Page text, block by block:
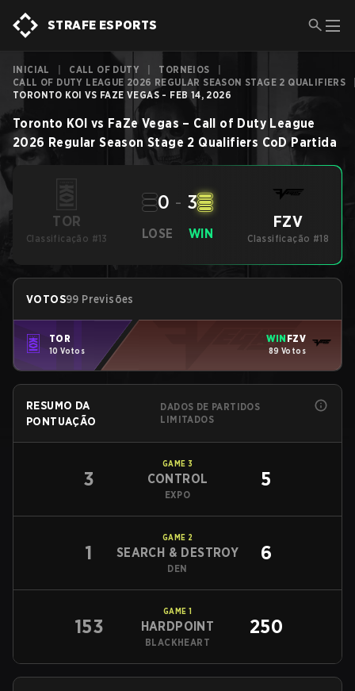
STRAFE ESPORTS
INICIAL CALL OF DUTY TORNEIOS
CALL OF DUTY LEAGUE 2026 REGULAR SEASON STAGE 2 QUALIFIERS
TORONTO KOI VS FAZE VEGAS - FEB 14, 2026
Toronto KOI vs FaZe Vegas – Call of Duty League
2026 Regular Season Stage 2 Qualifiers CoD Partida
TOR
Classificação #13 LOSE
0 - 3
WIN
FZV
Classificação #18
VOTOS99 Previsões
TOR
10 Votos
WIN FZV
89 Votos
RESUMO DA
PONTUAÇÃO
DADOS DE PARTIDOS
LIMITADOS
3
GAME 3
CONTROL
EXPO
5
1
GAME 2
SEARCH & DESTROY
DEN
6
153
GAME 1
HARDPOINT
BLACKHEART
250